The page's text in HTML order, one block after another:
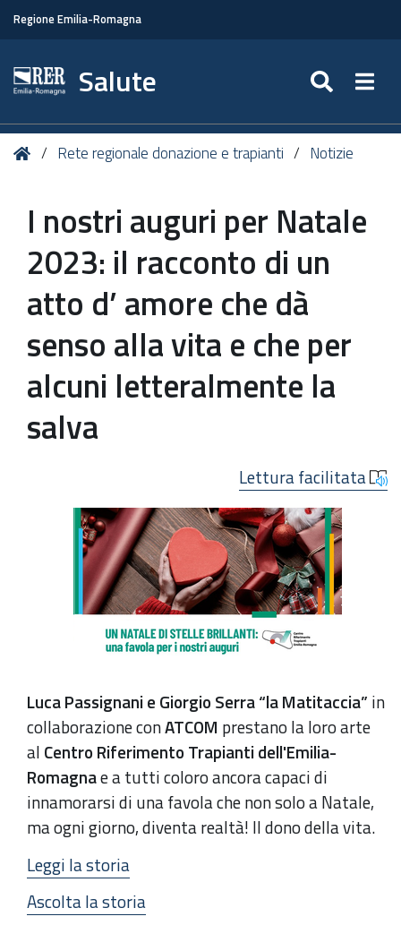
Regione Emilia-Romagna
Salute
Tu HomeRete regionale donazione e trapianti Notizie
I nostri auguri per Natale
2023: il racconto di un
atto d’ amore che dà
senso alla vita e che per
alcuni letteralmente la
salva
Lettura facilitata
Luca Passignani e Giorgio Serra “la Matitaccia” in
collaborazione conATCOM prestano la loro arte
al Centro Riferimento Trapianti dell'Emilia-
Romagnae a tutti coloro ancora capaci di
innamorarsi di una favola che non solo a Natale,
ma ogni giorno, diventa realtà! Il dono della vita.
Leggi la storia
Ascolta la storia